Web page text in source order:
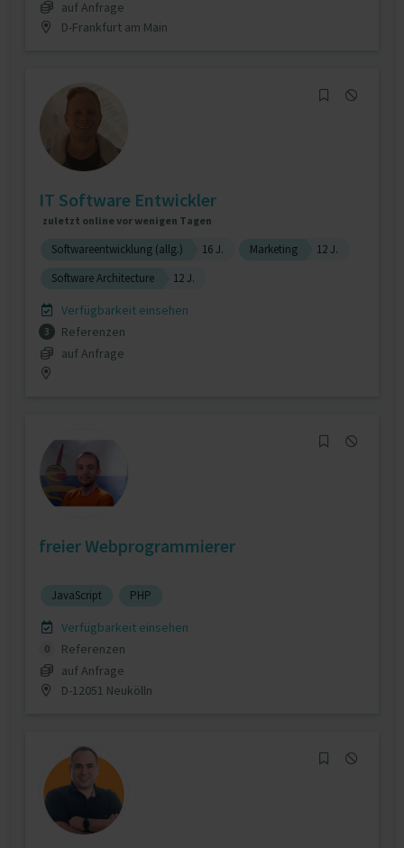
auf Anfrage
D-Frankfurt am Main
IT Software Entwickler
zuletzt online vor wenigen Tagen
Softwareentwicklung (allg.) 16 J. Marketing
12 J.
Software Architecture
12 J.
Verfügbarkeit einsehen
3
Referenzen
auf Anfrage
freier Webprogrammierer
JavaScript PHP
Verfügbarkeit einsehen
0
Referenzen
auf Anfrage
D-12051 Neukölln